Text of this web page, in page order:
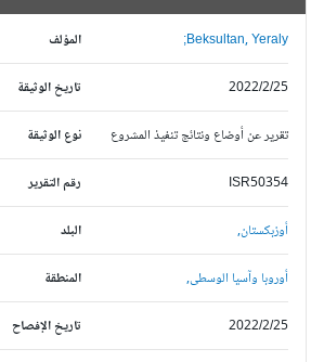
المؤلف Beksultan, Yeraly;
تاريخ الوثيقة 2022/2/25
نوع الوثيقة تقرير عن أوضاع ونتائج تنفيذ المشروع
رقم التقرير ISR50354
البلد أوزبكستان,
المنطقة أوروبا وآسيا الوسطى,
تاريخ الإفصاح 2022/2/25